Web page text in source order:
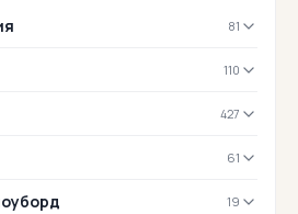
81
110
427
61
19